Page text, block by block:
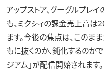
アップストア、グーグルプレ
も、ミクシィの課金売上高
ます。今後の焦点は、このま
もに抜くのか、鈍化するのか
ジアム」が配信開始されます